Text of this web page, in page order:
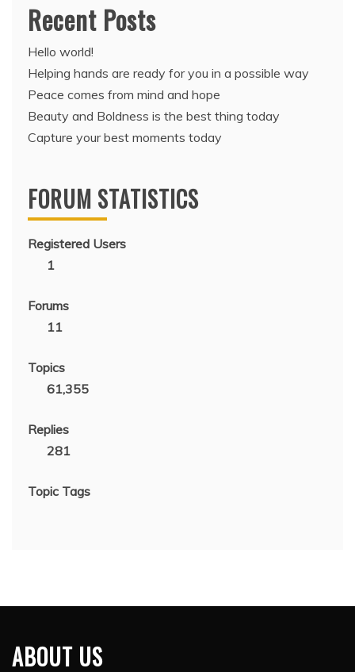
Recent Posts
Hello world!
Helping hands are ready for you in a possible way
Peace comes from mind and hope
Beauty and Boldness is the best thing today
Capture your best moments today
FORUM STATISTICS
Registered Users
1
Forums
11
Topics
61,355
Replies
281
Topic Tags
ABOUT US